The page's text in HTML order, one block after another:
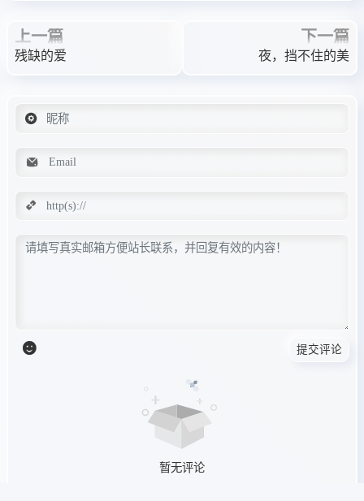
上一篇
残缺的爱
下一篇
夜，挡不住的美
提交评论
暂无评论